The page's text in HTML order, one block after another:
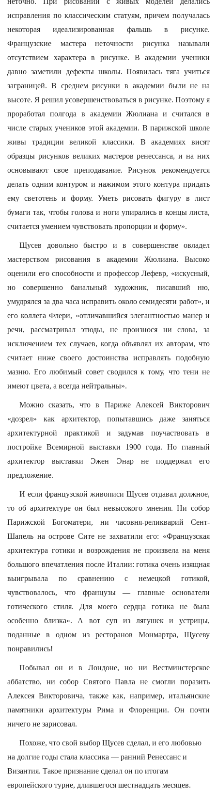
исправления по классическим статуям, причем получалась
некоторая идеализированная фальшь в рисунке.
Французские мастера неточности рисунка называли
отсутствием характера в рисунке. В академии ученики
давно заметили дефекты школы. Появилась тяга учиться
заграницей. В среднем рисунки в академии были не на
высоте. Я решил усовершенствоваться в рисунке. Поэтому я
проработал полгода в академии Жюлиана и считался в
числе старых учеников этой академии. В парижской школе
живы традиции великой классики. В академиях висят
образцы рисунков великих мастеров ренессанса, и на них
основывают свое преподавание. Рисунок рекомендуется
делать одним контуром и нажимом этого контура придать
ему светотень и форму. Уметь рисовать фигуру в лист
бумаги так, чтобы голова и ноги упирались в концы листа,
считается умением чувствовать пропорции и форму».
Щусев довольно быстро и в совершенстве овладел
мастерством рисования в академии Жюлиана. Высоко
оценили его способности и профессор Лефевр, «искусный,
но совершенно банальный художник, писавший ню,
умудрялся за два часа исправить около семидесяти работ», и
его коллега Флери, «отличавшийся элегантностью манер и
речи, рассматривал этюды, не произнося ни слова, за
исключением тех случаев, когда объявлял их авторам, что
считает ниже своего достоинства исправлять подобную
мазню. Его любимый совет сводился к тому, что тени не
имеют цвета, а всегда нейтральны».
Можно сказать, что в Париже Алексей Викторович
«дозрел» как архитектор, попытавшись даже заняться
архитектурной практикой и задумав поучаствовать в
постройке Всемирной выставки 1900 года. Но главный
архитектор выставки Эжен Энар не поддержал его
предложение.
И если французской живописи Щусев отдавал должное,
то об архитектуре он был невысокого мнения. Ни собор
Парижской Богоматери, ни часовня-реликварий Сент-
Шапель на острове Сите не захватили его: «Французская
архитектура готики и возрождения не произвела на меня
большого впечатления после Италии: готика очень изящная
выигрывала по сравнению с немецкой готикой,
чувствовалось, что французы — главные основатели
готического стиля. Для моего сердца готика не была
особенно близка». А вот суп из лягушек и устрицы,
поданные в одном из ресторанов Монмартра, Щусеву
понравились!
Побывал он и в Лондоне, но ни Вестминстерское
аббатство, ни собор Святого Павла не смогли поразить
Алексея Викторовича, также как, например, итальянские
памятники архитектуры Рима и Флоренции. Он почти
ничего не зарисовал.
Похоже, что свой выбор Щусев сделал, и его любовью
на долгие годы стала классика — ранний Ренессанс и
Византия. Такое признание сделал он по итогам
европейского турне, длившегося шестнадцать месяцев.